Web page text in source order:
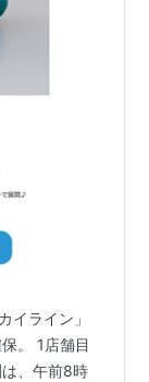
イライン」
。 1店舗目
、午前8時